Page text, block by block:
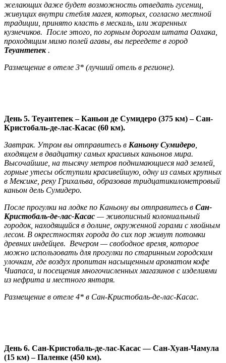
желающих даже будет возможность отведать гусениц,
живущих внутри стебля магея, которых, согласно местной
традиции, принято класть в мескаль, или жаренных
кузнечиков. После этого, по горным дорогам штата Оахака,
проходящим мимо полей агавы, вы переедете в город
Теуантепек.
Размещение в отеле 3* (лучший отель в регионе).
День 5. Теуантепек – Каньон де Сумидеро (375 км) – Сан-
Кристобаль-де-лас-Касас (60 км).
Завтрак. Утром вы отправитесь в Каньону Сумидеро
входящем в двадцатку самых красивых каньонов мира.
Высочайшие, на тысячу метров поднимающиеся над землей,
горные утесы обступили красивейшую, одну из самых крупных
в Мексике, реку Грихальва, образовав тридцатикилометровый
каньон дель Сумидеро.
После прогулки на лодке по Каньону вы отправитесь в Сан-
Кристобаль-де-лас-Касас — живописный колониальный
городок, находящийся в долине, окруженной горами с хвойным
лесом. В окрестностях города до сих пор живут потомки
древних индейцев. Вечером — свободное время, которое
можно использовать для прогулки по старинным городским
улочкам, где воздух пропитан насыщенным ароматом кофе
Чиапаса, и посещения многочисленных магазинов с изделиями
из нефрита и местного янтаря.
Размещение в отеле 4* в Сан-Кристобаль-де-лас-Касас.
День 6. Сан-Кристобаль-де-лас-Касас — Сан-Хуан-Чамула
(15 км) – Паленке (450 км).